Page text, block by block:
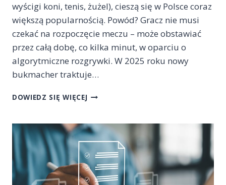
wyścigi koni, tenis, żużel), cieszą się w Polsce coraz
większą popularnością. Powód? Gracz nie musi
czekać na rozpoczęcie meczu – może obstawiać
przez całą dobę, co kilka minut, w oparciu o
algorytmiczne rozgrywki. W 2025 roku nowy
bukmacher traktuje…
DOWIEDZ SIĘ WIĘCEJ KTÓRY
ROZWIJA
OFERTĘ
SPORTY
WIRTUALNE?